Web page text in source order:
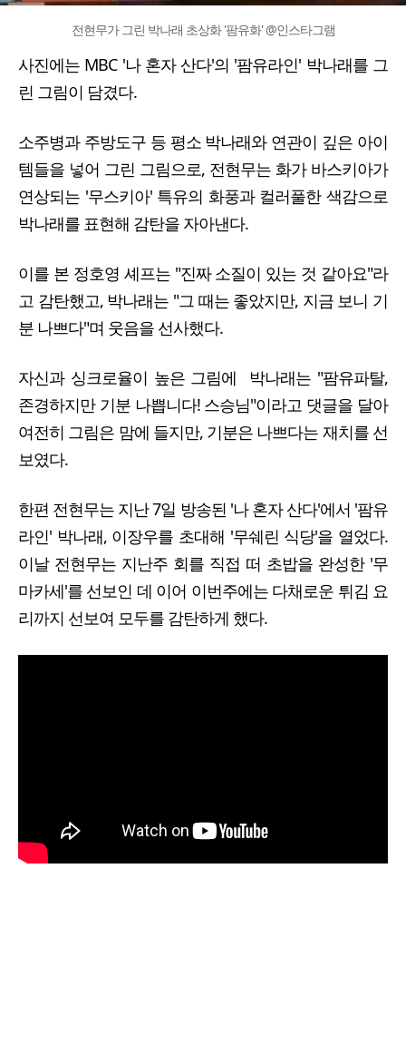
전현무가 그린 박나래 초상화 '팜유화' @인스타그램
사진에는 MBC '나 혼자 산다'의 '팜유라인' 박나래를 그
린 그림이 담겼다.
소주병과 주방도구 등 평소 박나래와 연관이 깊은 아이
템들을 넣어 그린 그림으로, 전현무는 화가 바스키아가
연상되는 '무스키아' 특유의 화풍과 컬러풀한 색감으로
박나래를 표현해 감탄을 자아낸다.
이를 본 정호영 셰프는 "진짜 소질이 있는 것 같아요"라
고 감탄했고, 박나래는 "그 때는 좋았지만, 지금 보니 기
분 나쁘다"며 웃음을 선사했다.
자신과 싱크로율이 높은 그림에 박나래는 "팜유파탈,
존경하지만 기분 나쁩니다! 스승님"이라고 댓글을 달아
여전히 그림은 맘에 들지만, 기분은 나쁘다는 재치를 선
보였다.
한편 전현무는 지난 7일 방송된 '나 혼자 산다'에서 '팜유
라인' 박나래, 이장우를 초대해 '무쉐린 식당'을 열었다.
이날 전현무는 지난주 회를 직접 떠 초밥을 완성한 '무
마카세'를 선보인 데 이어 이번주에는 다채로운 튀김 요
리까지 선보여 모두를 감탄하게 했다.